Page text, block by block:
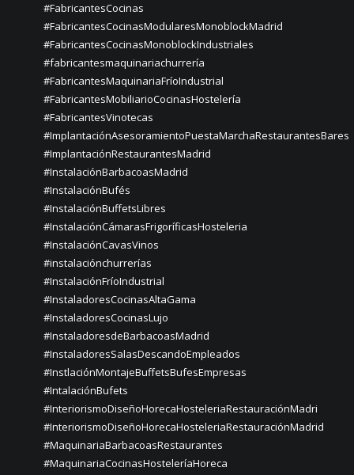
#FabricantesCocinas
#FabricantesCocinasModularesMonoblockMadrid
#FabricantesCocinasMonoblockIndustriales
#fabricantesmaquinariachurrería
#FabricantesMaquinariaFríoIndustrial
#FabricantesMobiliarioCocinasHostelería
#FabricantesVinotecas
#ImplantaciónAsesoramientoPuestaMarchaRestaurantesBares
#ImplantaciónRestaurantesMadrid
#InstalaciónBarbacoasMadrid
#InstalaciónBufés
#InstalaciónBuffetsLibres
#InstalaciónCámarasFrigoríficasHosteleria
#InstalaciónCavasVinos
#instalaciónchurrerías
#InstalaciónFríoIndustrial
#InstaladoresCocinasAltaGama
#InstaladoresCocinasLujo
#InstaladoresdeBarbacoasMadrid
#InstaladoresSalasDescandoEmpleados
#InstlaciónMontajeBuffetsBufesEmpresas
#IntalaciónBufets
#InteriorismoDiseñoHorecaHosteleriaRestauraciónMadri
#InteriorismoDiseñoHorecaHosteleriaRestauraciónMadrid
#MaquinariaBarbacoasRestaurantes
#MaquinariaCocinasHosteleríaHoreca